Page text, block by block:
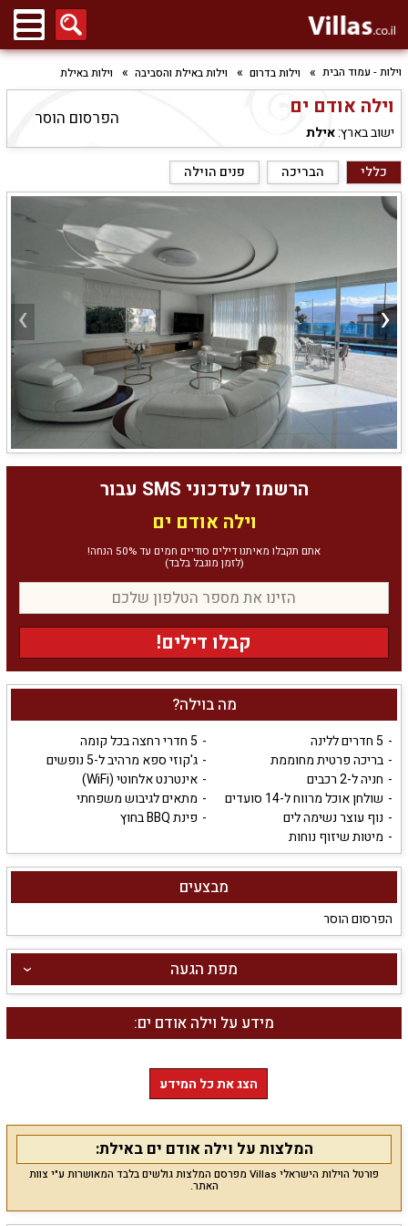
וילות - עמוד הבית וילות בדרום וילות באילת והסביבה וילות באילת
וילה אודם ים
ישוב בארץ:אילת
הפרסום הוסר
מה בוילה?
5 חדרים ללינה
5 חדרי רחצה בכל קומה
בריכה פרטית מחוממת
ג'קוזי ספא מרהיב ל-5 נופשים
חניה ל-2 רכבים
אינטרנט אלחוטי (WiFi)
שולחן אוכל מרווח ל-14 סועדים
מתאים לגיבוש משפחתי
נוף עוצר נשימה לים
פינת BBQ בחוץ
מיטות שיזוף נוחות
מבצעים
הפרסום הוסר
מפת הגעה
כללי הבריכה פנים הוילה
הרשמו לעדכוני SMS עבור
וילה אודם ים
אתם תקבלו מאיתנו דילים סודיים חמים עד 50% הנחה!
(לזמן מוגבל בלבד)
קבלו דילים!
מידע על וילה אודם ים:
הצג את כל המידע
המלצות על וילה אודם ים באילת:
פורטל הוילות הישראלי Villas מפרסם המלצות גולשים בלבד המאושרות ע"י צוות
האתר.